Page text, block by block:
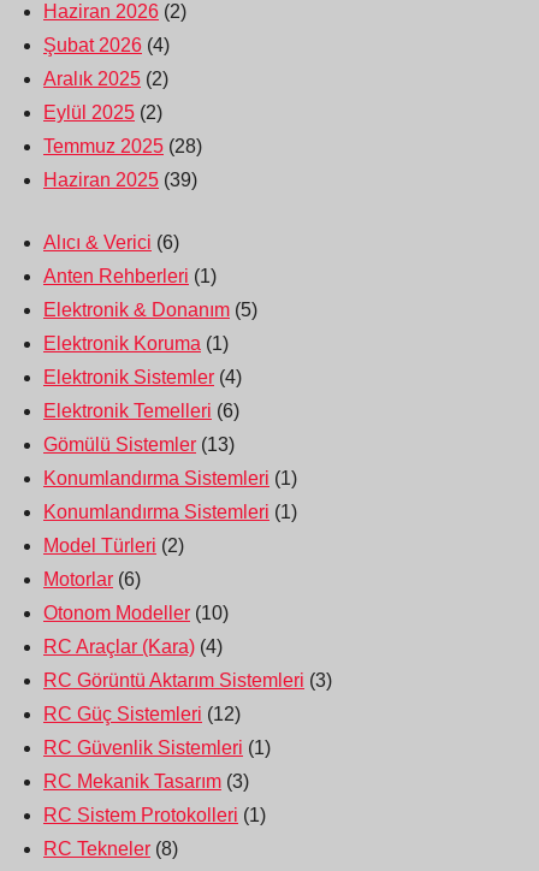
Haziran 2026 (2)
Şubat 2026 (4)
Aralık 2025 (2)
Eylül 2025 (2)
Temmuz 2025 (28)
Haziran 2025 (39)
Alıcı & Verici (6)
Anten Rehberleri (1)
Elektronik & Donanım (5)
Elektronik Koruma (1)
Elektronik Sistemler (4)
Elektronik Temelleri (6)
Gömülü Sistemler (13)
Konumlandırma Sistemleri (1)
Konumlandırma Sistemleri (1)
Model Türleri (2)
Motorlar (6)
Otonom Modeller (10)
RC Araçlar (Kara) (4)
RC Görüntü Aktarım Sistemleri (3)
RC Güç Sistemleri (12)
RC Güvenlik Sistemleri (1)
RC Mekanik Tasarım (3)
RC Sistem Protokolleri (1)
RC Tekneler (8)